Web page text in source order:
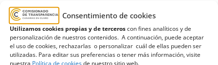
Consentimiento de cookies
Utilizamos cookies propias y de terceroscon fines analíticos y de
personalización de nuestros contenidos. A continuación, puede aceptar
el uso de cookies, rechazarlas o personalizar cuál de ellas pueden ser
utilizadas. Para editar sus preferencias o tener más información, visite
nuestra Política de cookiesde nuestro sitio web.
Ayuntamiento de Santa Lucía de Tirajana
documentación justificativa,empleo publico,
material de trabajo,Plan extraordinario de Empleo
Social ,Planes de empleo,Servicio Canario de